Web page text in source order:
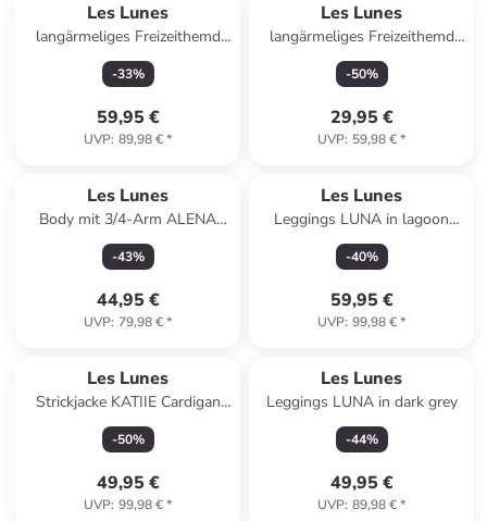
Les Lunes
langärmeliges Freizeithemd
SUNNY Blouse Slim Fit in
schwarz
-33%
59,95 €
UVP: 89,98 €*
Les Lunes
langärmeliges Freizeithemd
SCARLETT Longsleeve Basic
in dress blue
-50%
29,95 €
UVP: 59,98 €*
Les Lunes
Body mit 3/4-Arm ALENA
Body 3/4 Sleeve in dress blue
-43%
44,95 €
UVP: 79,98 €*
Les Lunes
Leggings LUNA in lagoon
green
-40%
59,95 €
UVP: 99,98 €*
Les Lunes
Strickjacke KATIIE Cardigan
Fine Knit in Powder Pink
Melange
-50%
49,95 €
UVP: 99,98 €*
Les Lunes
Leggings LUNA in dark grey
-44%
49,95 €
UVP: 89,98 €*